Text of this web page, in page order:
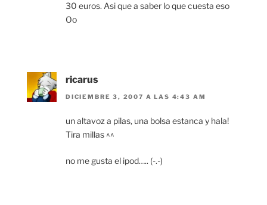
30 euros. Asi que a saber lo que cuesta eso
Oo
ricarus
DICIEMBRE 3, 2007 A LAS 4:43 AM
un altavoz a pilas, una bolsa estanca y hala!
Tira millas ^^
no me gusta el ipod….. (-.-)